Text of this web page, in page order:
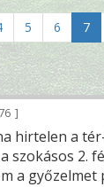
5 6 7
76
hirtelen a
szokásos 2.
a győzelmet